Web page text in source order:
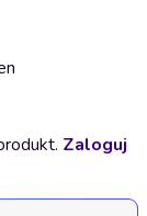
Zaloguj